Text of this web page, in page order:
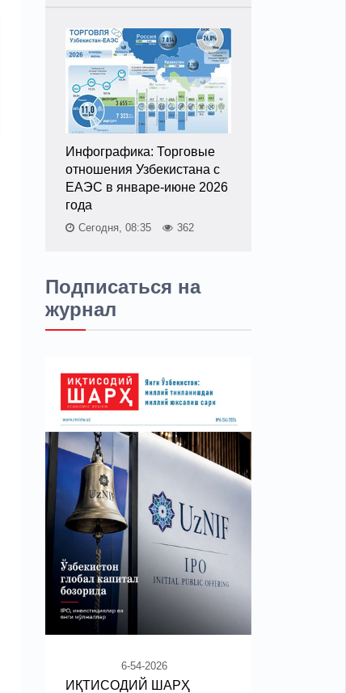
Инфографика: Торговые
отношения Узбекистана с
ЕАЭС в январе-июне 2026
года
Сегодня, 08:35 362
Подписаться на
журнал
6-54-2026
ИҚТИСОДИЙ ШАРҲ